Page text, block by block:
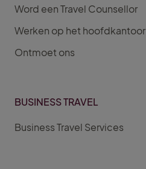
Word een Travel Counsellor
Werken op het hoofdkantoor
Ontmoet ons
BUSINESS TRAVEL
Business Travel Services